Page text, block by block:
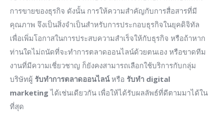
การขายของธุรกิจ ดังนั้น การให้ความสำคัญกับการสื่อสารที่มี
คุณภาพ จึงเป็นสิ่งจำเป็นสำหรับการประกอบธุรกิจในยุคดิจิทัล
เพื่อเพิ่มโอกาสในการประสบความสำเร็จให้กับธุรกิจ หรือถ้าหาก
ท่านใดไม่ถนัดที่จะทำการตลาดออนไลน์ด้วยตนเอง หรือขาดทีม
งานที่มีความเชี่ยวชาญ ก็ยังคงสามารถเลือกใช้บริการกับกลุ่ม
บริษัทผู้ รับทำการตลาดออนไลน์หรือ รับทำ digital
marketingได้เช่นเดียวกัน เพื่อให้ได้รับผลลัพธ์ที่ดีตามมาได้ใน
ที่สุด